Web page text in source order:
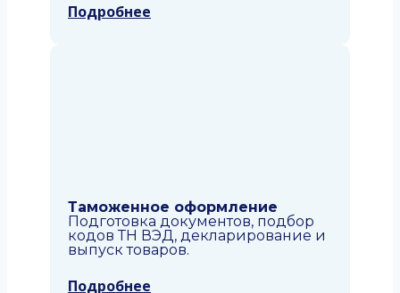
Подробнее
Таможенное оформление
Подготовка документов, подбор
кодов ТН ВЭД, декларирование и
выпуск товаров.
Подробнее